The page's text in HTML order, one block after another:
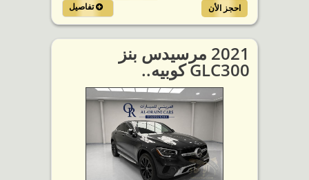
تفاصيل
احجز الأن
2021 مرسيدس بنز
GLC300 كوبيه..